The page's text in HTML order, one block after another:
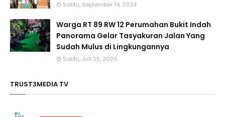
Sabtu, September 14, 2024
Warga RT 89 RW 12 Perumahan Bukit Indah
Panorama Gelar Tasyakuran Jalan Yang
Sudah Mulus di Lingkungannya
Sabtu, Juli 25, 2026
TRUST3MEDIA TV